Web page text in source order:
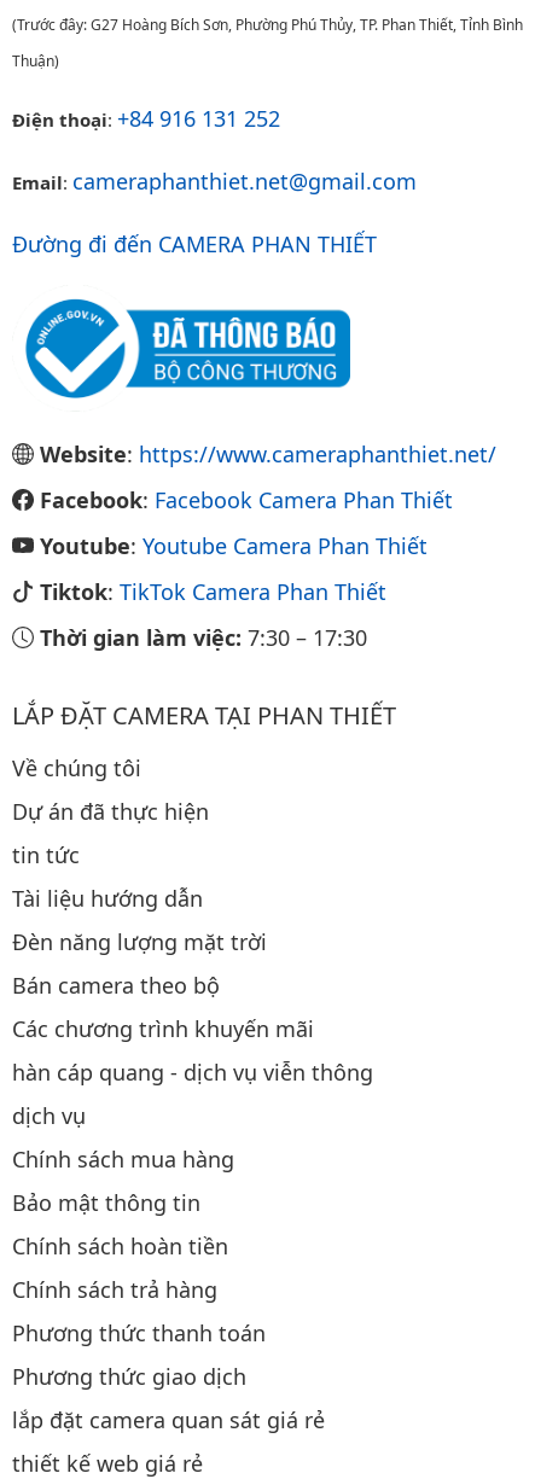
(Trước đây: G27 Hoàng Bích Sơn, Phường Phú Thủy, TP. Phan Thiết, Tỉnh Bình
Thuận)
Điện thoại: +84 916 131 252
Email: cameraphanthiet.net@gmail.com
Đường đi đến CAMERA PHAN THIẾT
Website: https://www.cameraphanthiet.net/
Facebook: Facebook Camera Phan Thiết
Youtube: Youtube Camera Phan Thiết
Tiktok: TikTok Camera Phan Thiết
Thời gian làm việc: 7:30 – 17:30
LẮP ĐẶT CAMERA TẠI PHAN THIẾT
Về chúng tôi
Dự án đã thực hiện
tin tức
Tài liệu hướng dẫn
Đèn năng lượng mặt trời
Bán camera theo bộ
Các chương trình khuyến mãi
hàn cáp quang - dịch vụ viễn thông
dịch vụ
Chính sách mua hàng
Bảo mật thông tin
Chính sách hoàn tiền
Chính sách trả hàng
Phương thức thanh toán
Phương thức giao dịch
lắp đặt camera quan sát giá rẻ
thiết kế web giá rẻ